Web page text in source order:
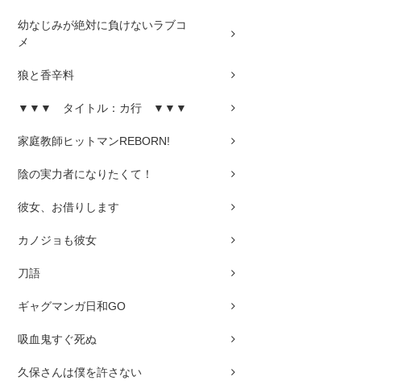
幼なじみが絶対に負けないラブコ
メ
狼と香辛料
▼▼▼ タイトル：カ行 ▼▼▼
家庭教師ヒットマンREBORN!
陰の実力者になりたくて！
彼女、お借りします
カノジョも彼女
刀語
ギャグマンガ日和GO
吸血鬼すぐ死ぬ
久保さんは僕を許さない